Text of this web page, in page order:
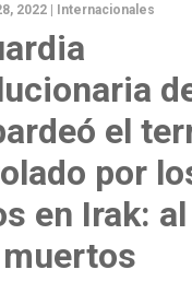
2022 | Internacionales
el
por
en Irak: